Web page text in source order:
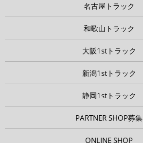
名古屋トラック
和歌山トラック
大阪1stトラック
新潟1stトラック
静岡1stトラック
PARTNER SHOP募集
ONLINE SHOP